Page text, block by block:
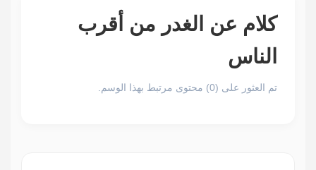
كلام عن الغدر من أقرب
الناس
تم العثور على (0) محتوى مرتبط بهذا الوسم.